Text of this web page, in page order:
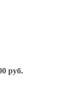
руб.